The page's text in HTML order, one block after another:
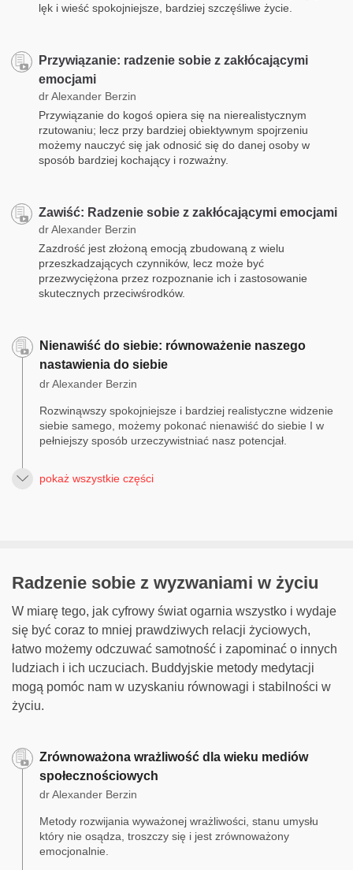
lęk i wieść spokojniejsze, bardziej szczęśliwe życie.
Przywiązanie: radzenie sobie z zakłócającymi
emocjami
dr Alexander Berzin
Przywiązanie do kogoś opiera się na nierealistycznym
rzutowaniu; lecz przy bardziej obiektywnym spojrzeniu
możemy nauczyć się jak odnosić się do danej osoby w
sposób bardziej kochający i rozważny.
Zawiść: Radzenie sobie z zakłócającymi emocjami
dr Alexander Berzin
Zazdrość jest złożoną emocją zbudowaną z wielu
przeszkadzających czynników, lecz może być
przezwyciężona przez rozpoznanie ich i zastosowanie
skutecznych przeciwśrodków.
Nienawiść do siebie: równoważenie naszego
nastawienia do siebie
dr Alexander Berzin
Rozwinąwszy spokojniejsze i bardziej realistyczne widzenie
siebie samego, możemy pokonać nienawiść do siebie I w
pełniejszy sposób urzeczywistniać nasz potencjał.
pokaż wszystkie części
Radzenie sobie z wyzwaniami w życiu
W miarę tego, jak cyfrowy świat ogarnia wszystko i wydaje
się być coraz to mniej prawdziwych relacji życiowych,
łatwo możemy odczuwać samotność i zapominać o innych
ludziach i ich uczuciach. Buddyjskie metody medytacji
mogą pomóc nam w uzyskaniu równowagi i stabilności w
życiu.
Zrównoważona wrażliwość dla wieku mediów
społecznościowych
dr Alexander Berzin
Metody rozwijania wyważonej wrażliwości, stanu umysłu
który nie osądza, troszczy się i jest zrównoważony
emocjonalnie.